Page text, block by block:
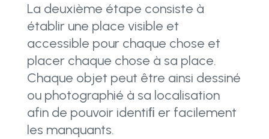
La deuxième étape consiste à
établir une place visible et
accessible pour chaque chose et
placer chaque chose à sa place.
Chaque objet peut être ainsi dessiné
ou photographié à sa localisation
afin de pouvoir identiﬁ er facilement
les manquants.